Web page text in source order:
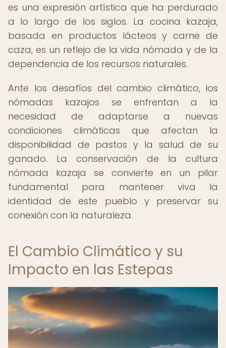
es una expresión artística que ha perdurado
a lo largo de los siglos. La cocina kazaja,
basada en productos lácteos y carne de
caza, es un reflejo de la vida nómada y de la
dependencia de los recursos naturales.
Ante los desafíos del cambio climático, los
nómadas kazajos se enfrentan a la
necesidad de adaptarse a nuevas
condiciones climáticas que afectan la
disponibilidad de pastos y la salud de su
ganado. La conservación de la cultura
nómada kazaja se convierte en un pilar
fundamental para mantener viva la
identidad de este pueblo y preservar su
conexión con la naturaleza.
El Cambio Climático y su
Impacto en las Estepas